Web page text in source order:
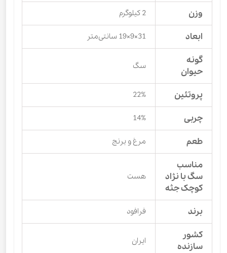
وزن 2 کیلوگرم
ابعاد 31×9×19 سانتی‌متر
گونه
حیوان
سگ
پروتئین 22%
چربی 14%
طعم مرغ و برنج
مناسب
سگ با نژاد
کوچک جثه
هست
برند فرافود
کشور
سازنده
ایران